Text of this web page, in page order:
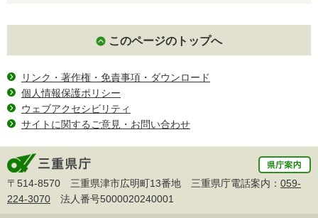
このページのトップへ
リンク・著作権・免責事項・ダウンロード
個人情報保護ポリシー
ウェブアクセシビリティ
サイトに関するご意見・お問い合わせ
〒514-8570 三重県津市広明町13番地 三重県庁電話案内： 059-
224-3070 法人番号5000020240001